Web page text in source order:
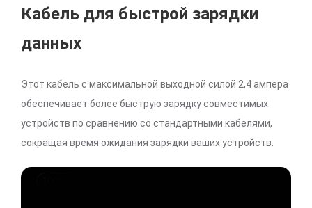
Кабель для быстрой зарядки
данных
Этот кабель с максимальной выходной силой 2,4 ампера
обеспечивает более быструю зарядку совместимых
устройств по сравнению со стандартными кабелями,
сокращая время ожидания зарядки ваших устройств.